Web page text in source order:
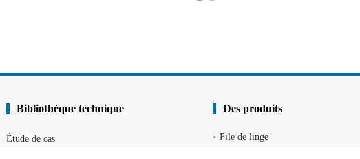
Bibliothèque technique
Étude de cas
Des produits
Pile de linge